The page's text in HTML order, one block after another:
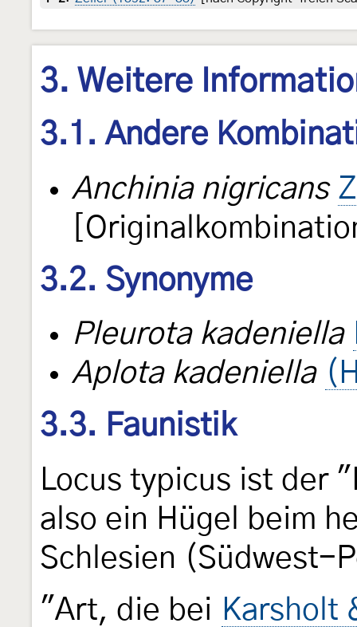
3. Weitere
3.1. Andere
Anchinia nigricans
3.2. Synonyme
Pleurota kadeniella
Aplota kadeniella
3.3. Faunistik
Locus typicus ist der
also ein Hügel beim
Schlesien (Südwest-
"Art, die bei Karsholt